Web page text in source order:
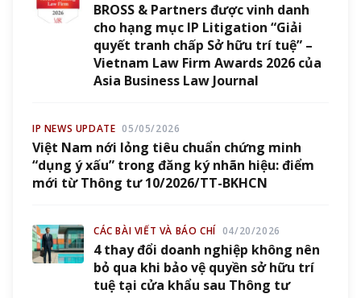
BROSS & Partners được vinh danh
cho hạng mục IP Litigation “Giải
quyết tranh chấp Sở hữu trí tuệ” –
Vietnam Law Firm Awards 2026 của
Asia Business Law Journal
IP NEWS UPDATE 05/05/2026
Việt Nam nới lỏng tiêu chuẩn chứng minh
“dụng ý xấu” trong đăng ký nhãn hiệu: điểm
mới từ Thông tư 10/2026/TT-BKHCN
CÁC BÀI VIẾT VÀ BÁO CHÍ 04/20/2026
4 thay đổi doanh nghiệp không nên
bỏ qua khi bảo vệ quyền sở hữu trí
tuệ tại cửa khẩu sau Thông tư